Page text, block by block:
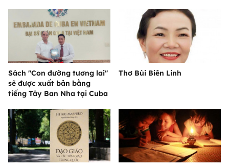
Sách "Con đường tương lai"
sẽ được xuất bản bằng
tiếng Tây Ban Nha tại Cuba
Thơ Bùi Biên Linh